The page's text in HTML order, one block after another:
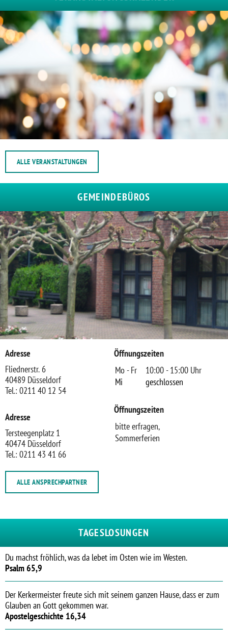
ALLE VERANSTALTUNGEN
GEMEINDEBÜROS
Adresse
Fliednerstr. 6
40489 Düsseldorf
Tel.: 0211 40 12 54
Adresse
Tersteegenplatz 1
40474 Düsseldorf
Tel.: 0211 43 41 66
Öffnungszeiten
Mo - Fr
10:00 - 15:00 Uhr
Mi
geschlossen
Öffnungszeiten
bitte erfragen,
Sommerferien
ALLE ANSPRECHPARTNER
TAGESLOSUNGEN
Du machst fröhlich, was da lebet im Osten wie im Westen.
Psalm 65,9
Der Kerkermeister freute sich mit seinem ganzen Hause, dass er zum
Glauben an Gott gekommen war.
Apostelgeschichte 16,34